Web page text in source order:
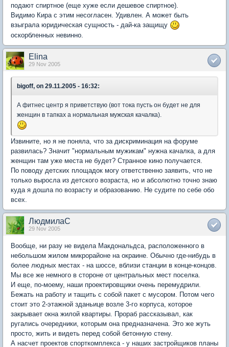
подают спиртное (еще хуже если дешевое спиртное).
Видимо Кира с этим несогласен. Удивлен. А может быть
взыграла юридическая сущность - дай-ка защищу
оскорбленных невинно.
Elina
29 Nov 2005
bigoff, on 29.11.2005 - 16:32:
А фитнес центр я приветствую (вот тока пусть он будет не для
женщин в тапках а нормальная мужская качалка).
Извините, но я не поняла, что за дискриминация на форуме
развилась? Значит "нормальным мужикам" нужна качалка, а для
женщин там уже места не будет? Странное кино получается.
По поводу детских площадок могу ответственно заявить, что не
только выросла из детского возраста, но и абсолютно точно знаю
куда я дошла по возрасту и образованию. Не судите по себе обо
всех.
ЛюдмилаС
29 Nov 2005
Вообще, ни разу не видела Макдональдса, расположенного в
небольшом жилом микрорайоне на окраине. Обычно где-нибудь в
более людных местах - на шоссе, вблизи станции в конце-концов.
Мы все же немного в стороне от центральных мест поселка.
И еще, по-моему, наши проектировщики очень перемудрили.
Бежать на работу и тащить с собой пакет с мусором. Потом чего
стоит это 2-этажной зданьице возле 3-го корпуса, которое
закрывает окна жилой квартиры. Прораб рассказывал, как
ругались очередники, которым она предназначена. Это же жуть
просто, жить и видеть перед собой бетонную стену.
А насчет проектов спорткомплекса - у наших застройщиков планы